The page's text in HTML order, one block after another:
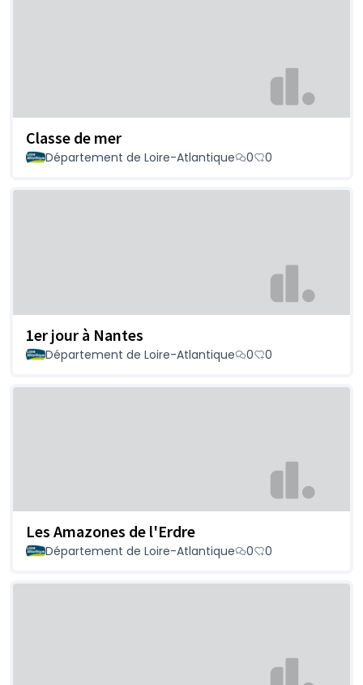
Classe de mer
Département de Loire-Atlantique 0 0
1er jour à Nantes
Département de Loire-Atlantique 0 0
Les Amazones de l'Erdre
Département de Loire-Atlantique 0 0